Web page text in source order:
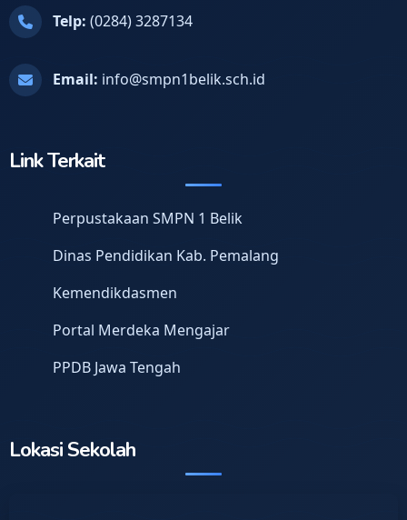
Telp: (0284) 3287134
Email: info@smpn1belik.sch.id
Link Terkait
Perpustakaan SMPN 1 Belik
Dinas Pendidikan Kab. Pemalang
Kemendikdasmen
Portal Merdeka Mengajar
PPDB Jawa Tengah
Lokasi Sekolah